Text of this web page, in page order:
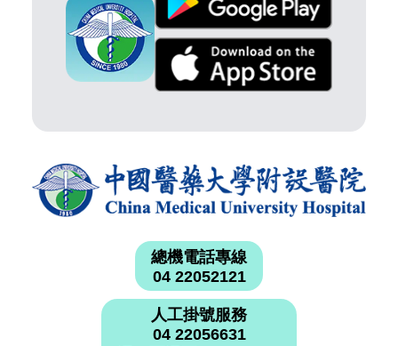
總機電話專線
04 22052121
人工掛號服務
04 22056631